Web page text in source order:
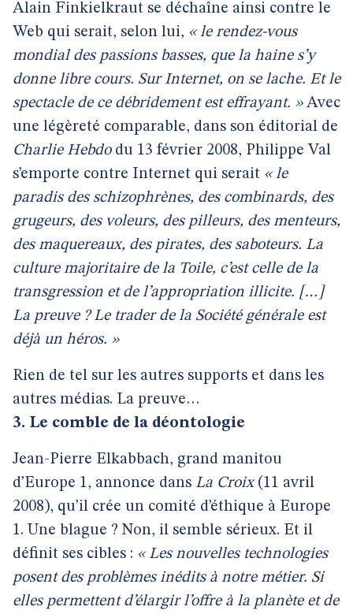
Alain Finkielkraut se déchaîne ainsi contre le
Web qui serait, selon lui, « le rendez-vous
mondial des passions basses, que la haine s’y
donne libre cours. Sur Internet, on se lache. Et le
spectacle de ce débridement est effrayant. »Avec
une légèreté comparable, dans son éditorial de
Charlie Hebdo du 13 février 2008, Philippe Val
s’emporte contre Internet qui serait « le
paradis des schizophrènes, des combinards, des
grugeurs, des voleurs, des pilleurs, des menteurs,
des maquereaux, des pirates, des saboteurs. La
culture majoritaire de la Toile, c’est celle de la
transgression et de l’appropriation illicite. […]
La preuve ? Le trader de la Société générale est
déjà un héros. »
Rien de tel sur les autres supports et dans les
autres médias. La preuve…
3. Le comble de la déontologie
Jean-Pierre Elkabbach, grand manitou
d’Europe 1, annonce dans La Croix(11 avril
2008), qu’il crée un comité d’éthique à Europe
1. Une blague ? Non, il semble sérieux. Et il
définit ses cibles : « Les nouvelles technologies
posent des problèmes inédits à notre métier. Si
elles permettent d’élargir l’offre à la planète et de